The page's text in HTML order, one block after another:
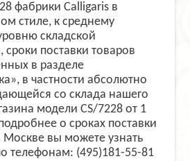
фабрики Calligaris в
стиле, к среднему
складской
поставки товаров
в разделе
в частности абсолютно
со склада нашего
модели CS/7228 от 1
о сроках поставки
Москве вы можете узнать
телефонам: (495)181-55-81